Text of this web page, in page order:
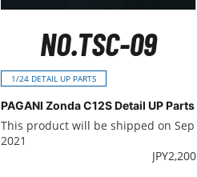
NO.TSC-09
1/24 DETAIL UP PARTS
PAGANI Zonda C12S Detail UP Parts
This product will be shipped on Sep
2021
JPY2,200